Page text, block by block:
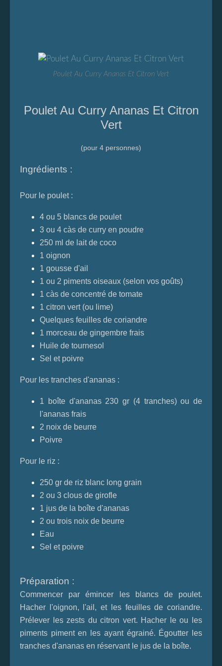
Poulet Au Curry Ananas Et Citron Vert
Poulet Au Curry Ananas Et Citron
Vert
(pour 4 personnes)
Ingrédients :
Pour le poulet :
4 ou 5 blancs de poulet
3 ou 4 càs de curry en poudre
250 ml de lait de coco
1 oignon
1 gousse d'ail
1 ou 2 piments oiseaux (selon vos goûts)
1 càs de concentré de tomate
1 citron vert (ou lime)
Quelques feuilles de coriandre
1 morceau de gingembre frais
Huile de tournesol
Sel et poivre
Pour les tranches d'ananas :
1 boîte d'ananas 230 gr (4 tranches) ou de
l'ananas frais
2 noix de beurre
Poivre
Pour le riz :
250 gr de riz blanc long grain
2 ou 3 clous de girofle
1 jus de la boîte d'ananas
2 ou trois noix de beurre
Eau
Sel et poivre
Préparation :
Commencer par émincer les blancs de poulet.
Hacher l'oignon, l'ail, et les feuilles de coriandre.
Prélever les zests du citron vert. Hacher le ou les
piments piment en les ayant égrainé. Égoutter les
tranches d'ananas en réservant le jus de la boîte.